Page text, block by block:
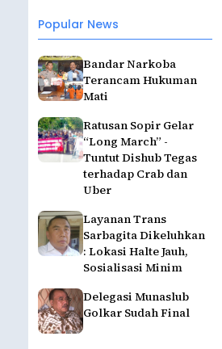
Popular News
Bandar Narkoba
Terancam Hukuman
Mati
Ratusan Sopir Gelar
“Long March” -
Tuntut Dishub Tegas
terhadap Crab dan
Uber
Layanan Trans
Sarbagita Dikeluhkan
: Lokasi Halte Jauh,
Sosialisasi Minim
Delegasi Munaslub
Golkar Sudah Final